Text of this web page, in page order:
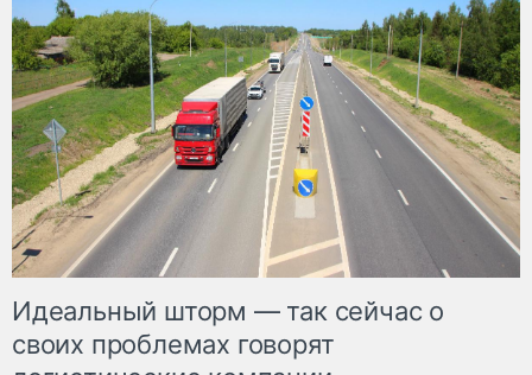
Идеальный шторм — так сейчас о
своих проблемах говорят